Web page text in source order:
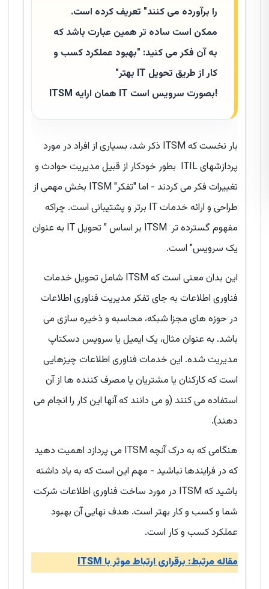
را برآورده می کنند" تعریف کرده است.
ممکن است ساده تر همین عبارت باشد که
به آن فکر می کنید: "بهبود عملکرد کسب و
کار از طریق تحویل IT بهتر"
ITSM
IT بصورت سرویس است!
بار نخست که ITSM ذکر شد، بسیاری از افراد در مورد
پردازشهای ITIL بطور خودکار از قبیل مدیریت حوادث و
تغییرات فکر می کردند - اما "تفکر" ITSM بخش مهمی از
طراحی و ارائه خدمات IT برتر و پشتیبانی است. چراکه
مفهوم گسترده تر ITSM بر اساس " تحویل IT به عنوان
یک سرویس" است.
این بدان معنی است که ITSM شامل تحویل خدمات
فناوری اطلاعات به جای تفکر مدیریت فناوری اطلاعات
در حوزه های مجزا شبکه، محاسبه و ذخیره سازی می
باشد. به عنوان مثال، یک ایمیل یا سرویس دسکتاپ
مدیریت شده. این خدمات فناوری اطلاعات چیزهایی
است که کارکنان یا مشتریان یا مصرف کننده ها از آن
استفاده می کنند (و می دانند که آنها این کار را انجام می
دهند).
هنگامی که به درک آنچه ITSM می پردازد اهمیت دهید
که در فرایندها نباشید - مهم این است که به یاد داشته
باشید که ITSM در مورد ساخت فناوری اطلاعات شرکت
شما و کسب و کار بهتر است. هدف نهایی آن بهبود
عملکرد کسب و کار است.
مقاله مرتبط: برقراری ارتباط موثر با ITSM